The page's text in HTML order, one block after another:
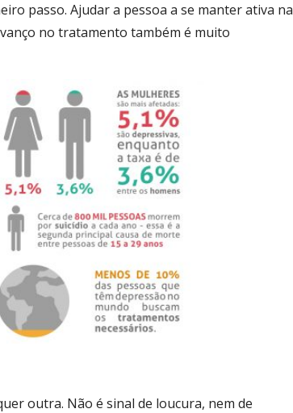
passo. Ajudar a pessoa a se manter ativa na
no tratamento também é muito
outra. Não é sinal de loucura, nem de